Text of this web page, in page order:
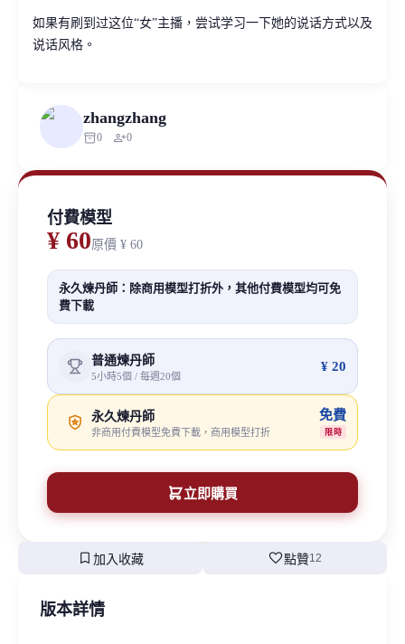
如果有刷到过这位“女”主播，尝试学习一下她的说话方式以及
说话风格。
zhangzhang
inventory_20 person_add0
付費模型
¥ 60原價 ¥ 60
永久煉丹師：除商用模型打折外，其他付費模型均可免
費下載
普通煉丹師
5小時5個 / 每週20個
¥ 20
永久煉丹師
非商用付費模型免費下載，商用模型打折
免費
限時
立即購買
bookmark 加入收藏 favorite點贊12
版本詳情